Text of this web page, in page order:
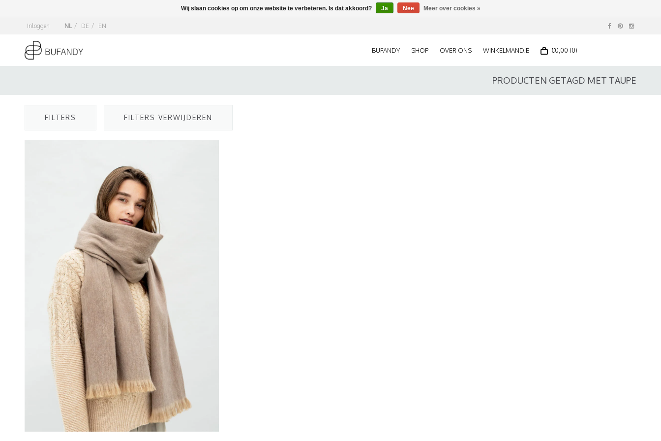
Inloggen NL / DE / EN
BUFANDY SHOP OVER ONS WINKELMANDJE €0,00 (0)
PRODUCTEN GETAGD MET TAUPE
FILTERS FILTERS VERWIJDEREN
Wij slaan cookies op om onze website te verbeteren. Is dat akkoord? Ja Nee Meer over cookies »